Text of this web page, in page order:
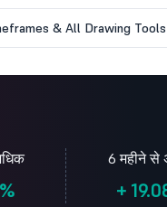
& All Drawing
6 महीने से
+